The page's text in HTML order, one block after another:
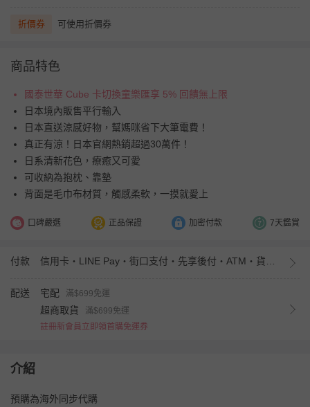
折價券 可使用折價券
商品特色
國泰世華 Cube 卡切換童樂匯享 5% 回饋無上限
日本境內販售平行輸入
日本直送涼感好物，幫媽咪省下大筆電費！
真正有涼！日本官網熱銷超過30萬件！
日系清新花色，療癒又可愛
可收納為抱枕、靠墊
背面是毛巾布材質，觸感柔軟，一摸就愛上
口碑嚴選 正品保證 加密付款 7天鑑賞
付款
配送 宅配 滿$699免運
超商取貨
滿$699免運
註冊新會員立即領首購免運券
介紹
預購為海外同步代購